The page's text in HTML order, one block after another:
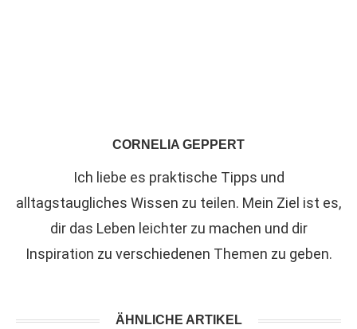
CORNELIA GEPPERT
Ich liebe es praktische Tipps und
alltagstaugliches Wissen zu teilen. Mein Ziel ist es,
dir das Leben leichter zu machen und dir
Inspiration zu verschiedenen Themen zu geben.
ÄHNLICHE ARTIKEL